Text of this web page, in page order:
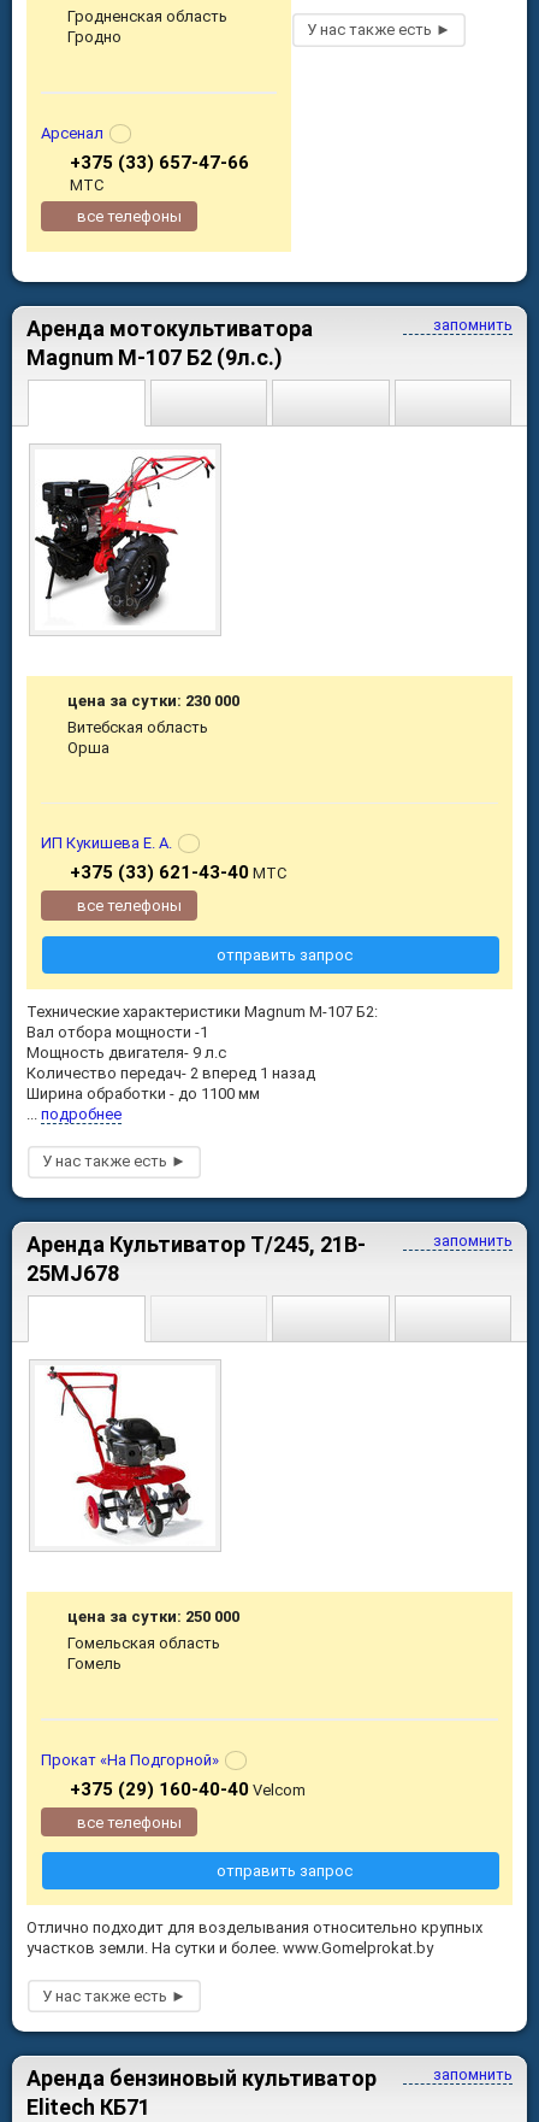
Гродненская область
Гродно
Арсенал
+375 (33) 657-47-66
МТС
все телефоны
запомнить
Аренда мотокультиватора
Magnum М-107 Б2 (9л.с.)
Технические характеристики Magnum М-107 Б2:
Вал отбора мощности -1
Мощность двигателя- 9 л.с
Количество передач- 2 вперед 1 назад
Ширина обработки - до 1100 мм
подробнее
цена за сутки: 230 000
Витебская область
Орша
ИП Кукишева Е. А.
+375 (33) 621-43-40МТС
все телефоны
отправить запрос
запомнить
Аренда Культиватор T/245, 21B-
25MJ678
Отлично подходит для возделывания относительно крупных
участков земли. На сутки и более. www.Gomelprokat.by
цена за сутки: 250 000
Гомельская область
Гомель
Прокат «На Подгорной»
+375 (29) 160-40-40Velcom
все телефоны
отправить запрос
запомнить
Аренда бензиновый культиватор
Elitech КБ71